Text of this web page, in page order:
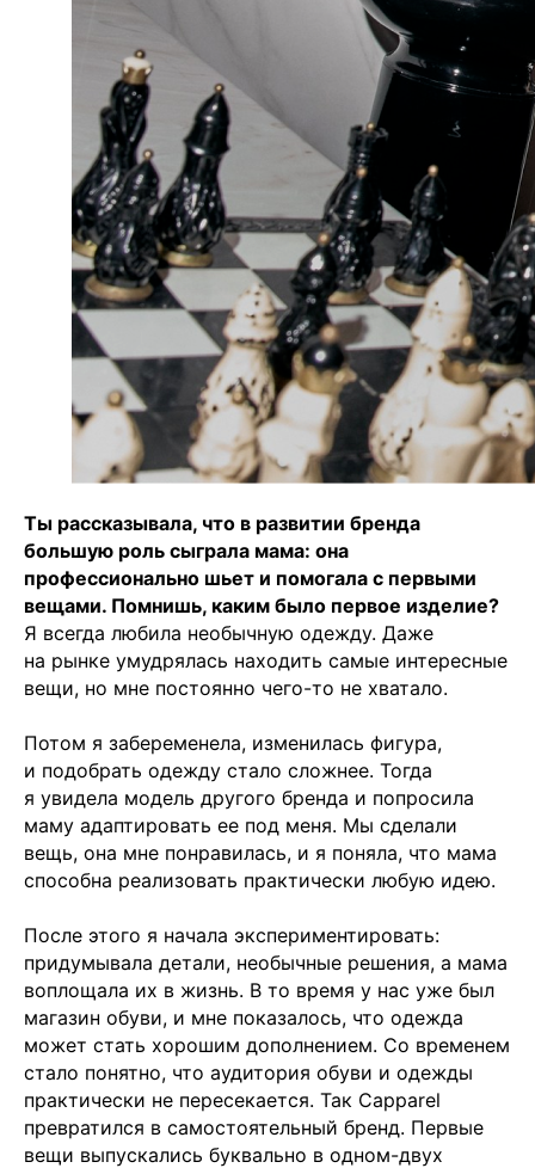
Ты рассказывала, что в развитии бренда
большую роль сыграла мама: она
профессионально шьет и помогала с первыми
вещами. Помнишь, каким было первое изделие?
Я всегда любила необычную одежду. Даже
на рынке умудрялась находить самые интересные
вещи, но мне постоянно чего-то не хватало.
Потом я забеременела, изменилась фигура,
и подобрать одежду стало сложнее. Тогда
я увидела модель другого бренда и попросила
маму адаптировать ее под меня. Мы сделали
вещь, она мне понравилась, и я поняла, что мама
способна реализовать практически любую идею.
После этого я начала экспериментировать:
придумывала детали, необычные решения, а мама
воплощала их в жизнь. В то время у нас уже был
магазин обуви, и мне показалось, что одежда
может стать хорошим дополнением. Со временем
стало понятно, что аудитория обуви и одежды
практически не пересекается. Так Capparel
превратился в самостоятельный бренд. Первые
вещи выпускались буквально в одном-двух